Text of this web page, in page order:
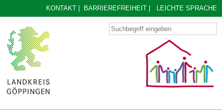
KONTAKT BARRIEREFREIHEIT LEICHTE SPRACHE